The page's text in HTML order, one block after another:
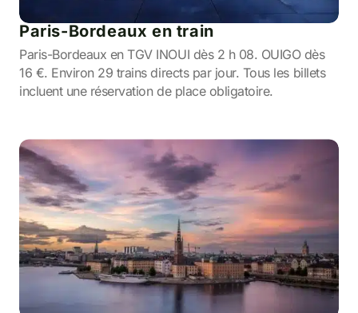
Paris-Bordeaux en train
Paris-Bordeaux en TGV INOUI dès 2 h 08. OUIGO dès
16 €. Environ 29 trains directs par jour. Tous les billets
incluent une réservation de place obligatoire.